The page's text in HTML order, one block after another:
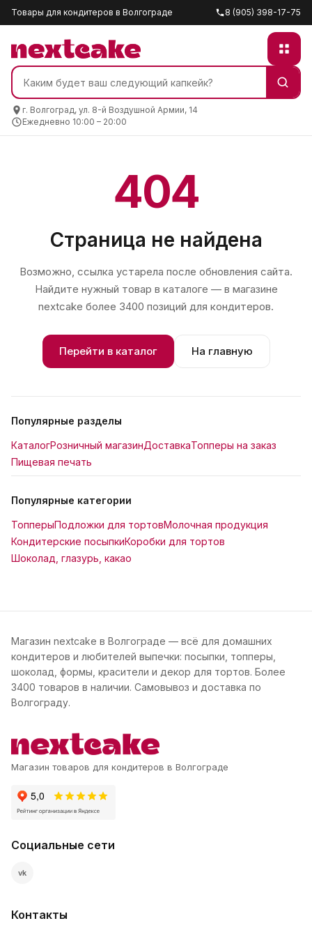
Товары для кондитеров в Волгограде 8 (905) 398-17-75
г. Волгоград, ул. 8-й Воздушной Армии, 14
Ежедневно 10:00 – 20:00
404
Страница не найдена
Возможно, ссылка устарела после обновления сайта.
Найдите нужный товар в каталоге — в магазине
nextcake более 3400 позиций для кондитеров.
Перейти в каталог На главную
Популярные разделы
КаталогРозничный магазинДоставкаТопперы на заказ
Пищевая печать
Популярные категории
ТопперыПодложки для тортовМолочная продукция
Кондитерские посыпкиКоробки для тортов
Шоколад, глазурь, какао
Магазин nextcake в Волгограде — всё для домашних
кондитеров и любителей выпечки: посыпки, топперы,
шоколад, формы, красители и декор для тортов. Более
3400 товаров в наличии. Самовывоз и доставка по
Волгограду.
Магазин товаров для кондитеров в Волгограде
Социальные сети
vk
Контакты